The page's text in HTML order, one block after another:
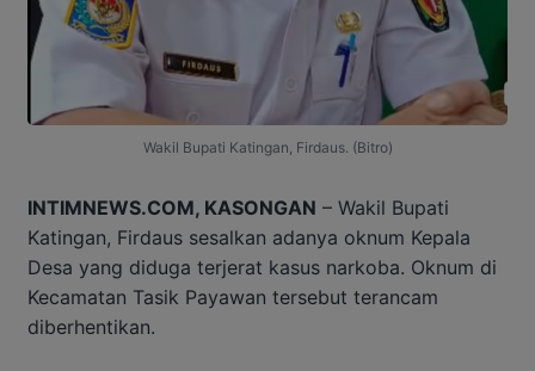
Wakil Bupati Katingan, Firdaus. (Bitro)
INTIMNEWS.COM, KASONGAN – Wakil Bupati
Katingan, Firdaus sesalkan adanya oknum Kepala
Desa yang diduga terjerat kasus narkoba. Oknum di
Kecamatan Tasik Payawan tersebut terancam
diberhentikan.